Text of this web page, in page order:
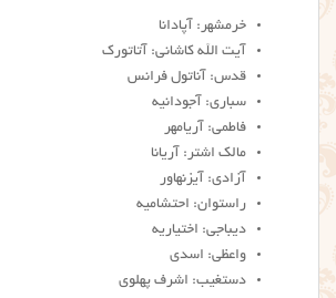
خرمشهر: آپادانا
آیت الله کاشانی: آتاتورک
قدس: آناتول فرانس
سباری: آجودانیه
فاطمی: آریامهر
مالک اشتر: آریانا
آزادی: آیزنهاور
راستوان: احتشامیه
دیباجی: اختیاریه
واعظی: اسدی
دستغیب: اشرف پهلوی